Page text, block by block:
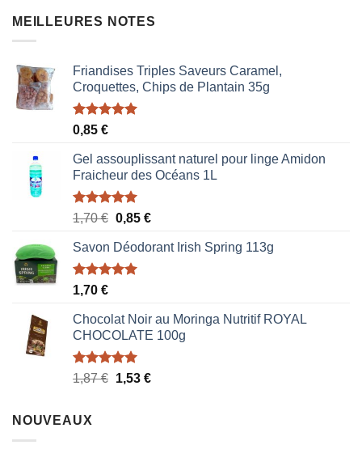
MEILLEURES NOTES
Friandises Triples Saveurs Caramel,
Croquettes, Chips de Plantain 35g
Note5.00
0,85 €
Gel assouplissant naturel pour linge Amidon
Fraicheur des Océans 1L
Note5.00
1,70€ Le
initial
était :
0,85 €Le
actuel
Savon Déodorant Irish Spring 113g
Note5.00
1,70 €
Chocolat Noir au Moringa Nutritif ROYAL
CHOCOLATE 100g
Note5.00
1,87€ Le
1,53 €Le
NOUVEAUX